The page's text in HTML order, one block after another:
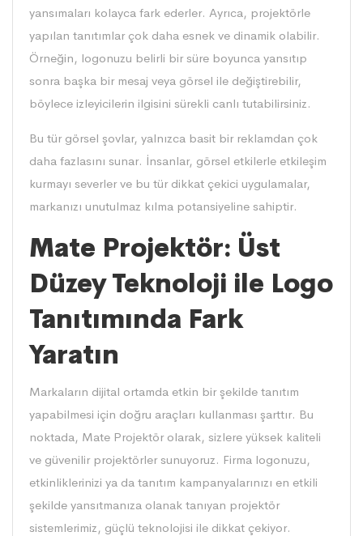
yansımaları kolayca fark ederler. Ayrıca, projektörle
yapılan tanıtımlar çok daha esnek ve dinamik olabilir.
Örneğin, logonuzu belirli bir süre boyunca yansıtıp
sonra başka bir mesaj veya görsel ile değiştirebilir,
böylece izleyicilerin ilgisini sürekli canlı tutabilirsiniz.
Bu tür görsel şovlar, yalnızca basit bir reklamdan çok
daha fazlasını sunar. İnsanlar, görsel etkilerle etkileşim
kurmayı severler ve bu tür dikkat çekici uygulamalar,
markanızı unutulmaz kılma potansiyeline sahiptir.
Mate Projektör: Üst
Düzey Teknoloji ile Logo
Tanıtımında Fark
Yaratın
Markaların dijital ortamda etkin bir şekilde tanıtım
yapabilmesi için doğru araçları kullanması şarttır. Bu
noktada, Mate Projektör olarak, sizlere yüksek kaliteli
ve güvenilir projektörler sunuyoruz. Firma logonuzu,
etkinliklerinizi ya da tanıtım kampanyalarınızı en etkili
şekilde yansıtmanıza olanak tanıyan projektör
sistemlerimiz, güçlü teknolojisi ile dikkat çekiyor.